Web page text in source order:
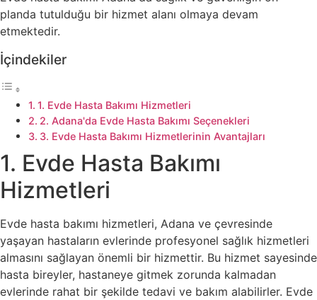
planda tutulduğu bir hizmet alanı olmaya devam
etmektedir.
İçindekiler
1. Evde Hasta Bakımı Hizmetleri
2. Adana'da Evde Hasta Bakımı Seçenekleri
3. Evde Hasta Bakımı Hizmetlerinin Avantajları
1. Evde Hasta Bakımı
Hizmetleri
Evde hasta bakımı hizmetleri, Adana ve çevresinde
yaşayan hastaların evlerinde profesyonel sağlık hizmetleri
almasını sağlayan önemli bir hizmettir. Bu hizmet sayesinde
hasta bireyler, hastaneye gitmek zorunda kalmadan
evlerinde rahat bir şekilde tedavi ve bakım alabilirler. Evde